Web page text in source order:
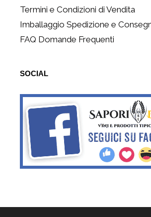
Termini e Condizioni di Vendita
Imballaggio Spedizione e
FAQ Domande Frequenti
SOCIAL